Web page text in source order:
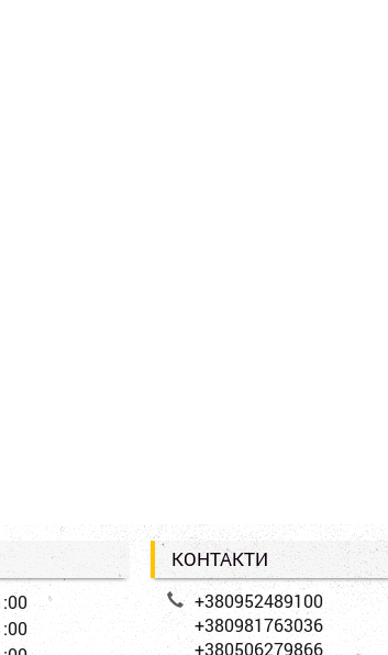
КОНТАКТИ
+380952489100
+380981763036
+380506279866